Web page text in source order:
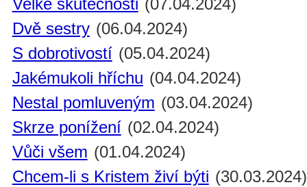
Velké skutečnosti (07.04.2024)
Dvě sestry (06.04.2024)
S dobrotivostí (05.04.2024)
Jakémukoli hříchu (04.04.2024)
Nestal pomluveným (03.04.2024)
Skrze ponížení (02.04.2024)
Vůči všem (01.04.2024)
Chcem-li s Kristem živí býti (30.03.2024)